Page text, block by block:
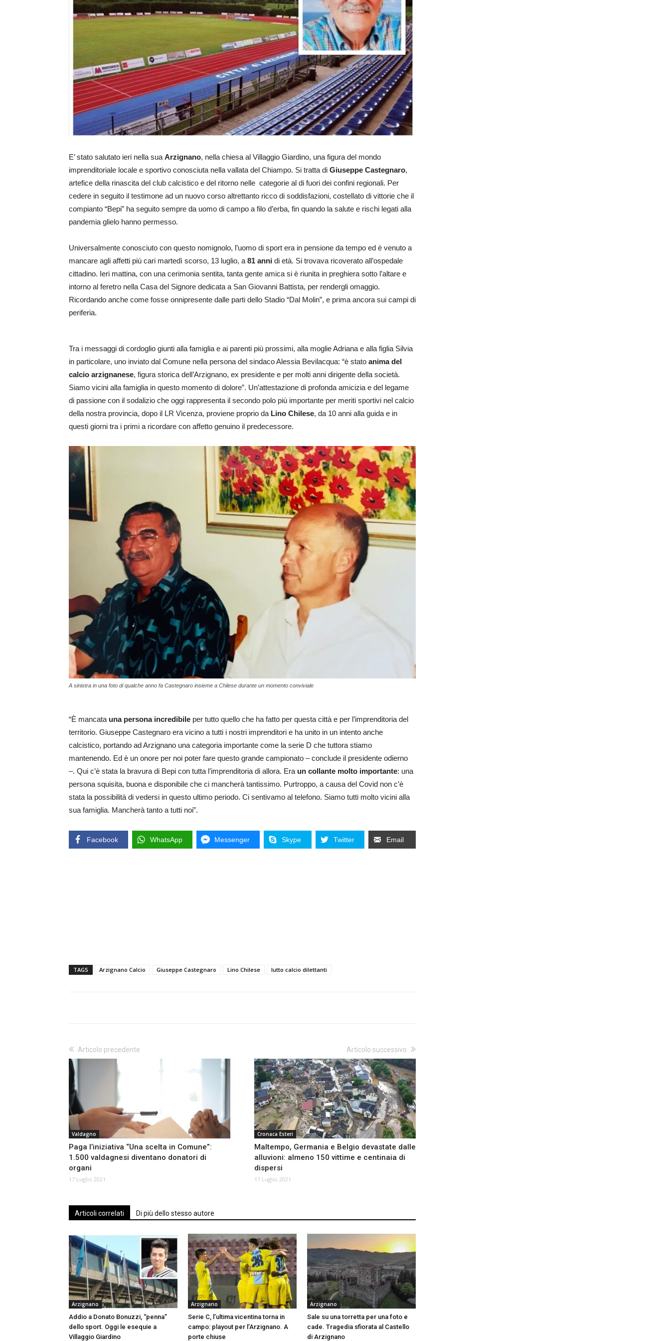
E’ stato salutato ieri nella sua Arzignano, nella chiesa al Villaggio Giardino, una figura del mondo
imprenditoriale locale e sportivo conosciuta nella vallata del Chiampo. Si tratta di Giuseppe Castegnaro,
artefice della rinascita del club calcistico e del ritorno nelle categorie al di fuori dei confini regionali. Per
cedere in seguito il testimone ad un nuovo corso altrettanto ricco di soddisfazioni, costellato di vittorie che il
compianto “Bepi” ha seguito sempre da uomo di campo a filo d’erba, fin quando la salute e rischi legati alla
pandemia glielo hanno permesso.
Universalmente conosciuto con questo nomignolo, l’uomo di sport era in pensione da tempo ed è venuto a
mancare agli affetti più cari martedì scorso, 13 luglio, a 81 anni di età. Si trovava ricoverato all’ospedale
cittadino. Ieri mattina, con una cerimonia sentita, tanta gente amica si è riunita in preghiera sotto l’altare e
intorno al feretro nella Casa del Signore dedicata a San Giovanni Battista, per rendergli omaggio.
Ricordando anche come fosse onnipresente dalle parti dello Stadio “Dal Molin”, e prima ancora sui campi di
periferia.
Tra i messaggi di cordoglio giunti alla famiglia e ai parenti più prossimi, alla moglie Adriana e alla figlia Silvia
in particolare, uno inviato dal Comune nella persona del sindaco Alessia Bevilacqua: “è stato anima del
calcio arzignanese, figura storica dell’Arzignano, ex presidente e per molti anni dirigente della società.
Siamo vicini alla famiglia in questo momento di dolore”. Un’attestazione di profonda amicizia e del legame
di passione con il sodalizio che oggi rappresenta il secondo polo più importante per meriti sportivi nel calcio
della nostra provincia, dopo il LR Vicenza, proviene proprio da Lino Chilese, da 10 anni alla guida e in
questi giorni tra i primi a ricordare con affetto genuino il predecessore.
A sinistra in una foto di qualche anno fa Castegnaro insieme a Chilese durante un momento conviviale
“È mancata una persona incredibile per tutto quello che ha fatto per questa città e per l’imprenditoria del
territorio. Giuseppe Castegnaro era vicino a tutti i nostri imprenditori e ha unito in un intento anche
calcistico, portando ad Arzignano una categoria importante come la serie D che tuttora stiamo
mantenendo. Ed è un onore per noi poter fare questo grande campionato – conclude il presidente odierno
–. Qui c’è stata la bravura di Bepi con tutta l’imprenditoria di allora. Era un collante molto importante: una
persona squisita, buona e disponibile che ci mancherà tantissimo. Purtroppo, a causa del Covid non c’è
stata la possibilità di vedersi in questo ultimo periodo. Ci sentivamo al telefono. Siamo tutti molto vicini alla
sua famiglia. Mancherà tanto a tutti noi”.
Facebook WhatsApp Messenger Skype Twitter Email
TAGS Arzignano Calcio Giuseppe Castegnaro Lino Chilese lutto calcio dilettanti
Articolo precedente
Valdagno
Paga l’iniziativa “Una scelta in Comune”:
1.500 valdagnesi diventano donatori di
organi
17 Luglio 2021
Articolo successivo
Cronaca Esteri
Maltempo, Germania e Belgio devastate dalle
alluvioni: almeno 150 vittime e centinaia di
dispersi
17 Luglio 2021
Articoli correlati Di più dello stesso autore
Arzignano
Addio a Donato Bonuzzi, “penna”
dello sport. Oggi le esequie a
Villaggio Giardino
Arzignano
Serie C, l’ultima vicentina torna in
campo: playout per l’Arzignano. A
porte chiuse
Arzignano
Sale su una torretta per una foto e
cade. Tragedia sfiorata al Castello
di Arzignano